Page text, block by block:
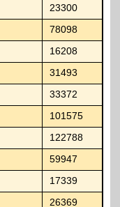
23300
78098
16208
31493
33372
101575
122788
59947
17339
26369